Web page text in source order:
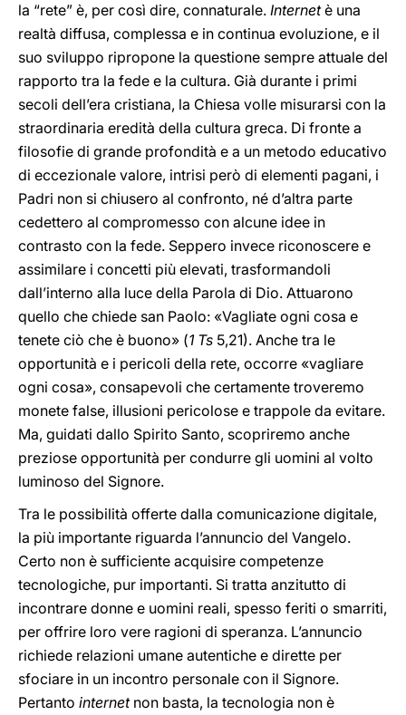
la “rete” è, per così dire, connaturale. Internetè una
realtà diffusa, complessa e in continua evoluzione, e il
suo sviluppo ripropone la questione sempre attuale del
rapporto tra la fede e la cultura. Già durante i primi
secoli dell’era cristiana, la Chiesa volle misurarsi con la
straordinaria eredità della cultura greca. Di fronte a
filosofie di grande profondità e a un metodo educativo
di eccezionale valore, intrisi però di elementi pagani, i
Padri non si chiusero al confronto, né d’altra parte
cedettero al compromesso con alcune idee in
contrasto con la fede. Seppero invece riconoscere e
assimilare i concetti più elevati, trasformandoli
dall’interno alla luce della Parola di Dio. Attuarono
quello che chiede san Paolo: «Vagliate ogni cosa e
tenete ciò che è buono» (1 Ts 5,21). Anche tra le
opportunità e i pericoli della rete, occorre «vagliare
ogni cosa», consapevoli che certamente troveremo
monete false, illusioni pericolose e trappole da evitare.
Ma, guidati dallo Spirito Santo, scopriremo anche
preziose opportunità per condurre gli uomini al volto
luminoso del Signore.
Tra le possibilità offerte dalla comunicazione digitale,
la più importante riguarda l’annuncio del Vangelo.
Certo non è sufficiente acquisire competenze
tecnologiche, pur importanti. Si tratta anzitutto di
incontrare donne e uomini reali, spesso feriti o smarriti,
per offrire loro vere ragioni di speranza. L’annuncio
richiede relazioni umane autentiche e dirette per
sfociare in un incontro personale con il Signore.
Pertanto internet non basta, la tecnologia non è